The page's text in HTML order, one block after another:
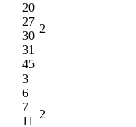
20
27
30
31
45
2
3
6
7
11
2